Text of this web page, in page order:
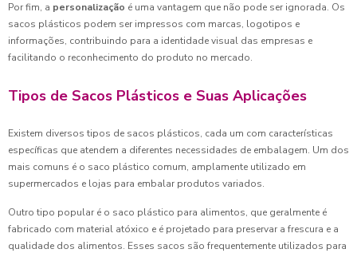
Por fim, a personalização é uma vantagem que não pode ser ignorada. Os
sacos plásticos podem ser impressos com marcas, logotipos e
informações, contribuindo para a identidade visual das empresas e
facilitando o reconhecimento do produto no mercado.
Tipos de Sacos Plásticos e Suas Aplicações
Existem diversos tipos de sacos plásticos, cada um com características
específicas que atendem a diferentes necessidades de embalagem. Um dos
mais comuns é o saco plástico comum, amplamente utilizado em
supermercados e lojas para embalar produtos variados.
Outro tipo popular é o saco plástico para alimentos, que geralmente é
fabricado com material atóxico e é projetado para preservar a frescura e a
qualidade dos alimentos. Esses sacos são frequentemente utilizados para